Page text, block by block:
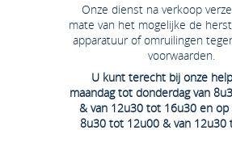
Onze dienst na verkoop
mate van het mogelijke de
apparatuur of omruilingen
voorwaarden.
U kunt terecht bij onze
maandag tot donderdag van
& van 12u30 tot 16u30 en op
8u30 tot 12u00 & van 12u30